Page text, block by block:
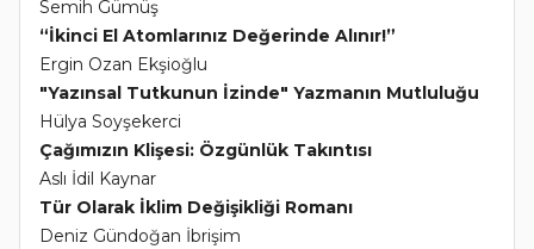
Semih Gümüş
“İkinci El Atomlarınız Değerinde Alınır!”
Ergin Ozan Ekşioğlu
"Yazınsal Tutkunun İzinde" Yazmanın Mutluluğu
Hülya Soyşekerci
Çağımızın Klişesi: Özgünlük Takıntısı
Aslı İdil Kaynar
Tür Olarak İklim Değişikliği Romanı
Deniz Gündoğan İbrişim